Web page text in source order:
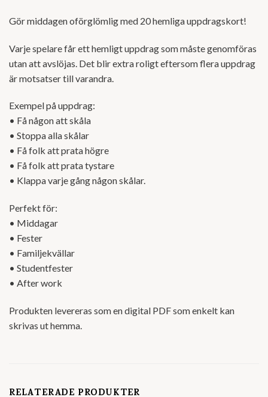
Gör middagen oförglömlig med 20 hemliga uppdragskort!
Varje spelare får ett hemligt uppdrag som måste genomföras
utan att avslöjas. Det blir extra roligt eftersom flera uppdrag
är motsatser till varandra.
Exempel på uppdrag:
• Få någon att skåla
• Stoppa alla skålar
• Få folk att prata högre
• Få folk att prata tystare
• Klappa varje gång någon skålar.
Perfekt för:
• Middagar
• Fester
• Familjekvällar
• Studentfester
• After work
Produkten levereras som en digital PDF som enkelt kan
skrivas ut hemma.
RELATERADE PRODUKTER